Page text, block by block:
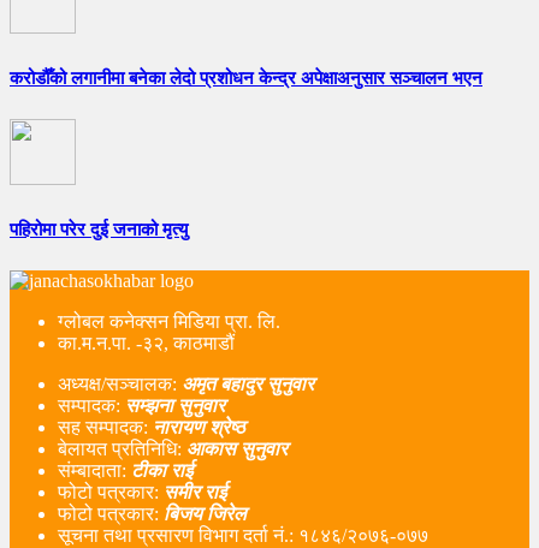
करोडौँको लगानीमा बनेका लेदो प्रशोधन केन्द्र अपेक्षाअनुसार सञ्चालन भएन
पहिरोमा परेर दुई जनाको मृत्यु
ग्लोबल कनेक्सन मिडिया प्रा. लि.
का.म.न.पा. -३२, काठमाडौं
अध्यक्ष/सञ्चालक: अमृत बहादुर सुनुवार
सम्पादक: सम्झना सुनुवार
सह सम्पादक: नारायण श्रेष्ठ
बेलायत प्रतिनिधि: आकास सुनुवार
संम्बादाता: टीका राई
फोटो पत्रकार: समीर राई
फोटो पत्रकार: बिजय जिरेल
सूचना तथा प्रसारण विभाग दर्ता नं‌.: १८४६/२०७६-०७७